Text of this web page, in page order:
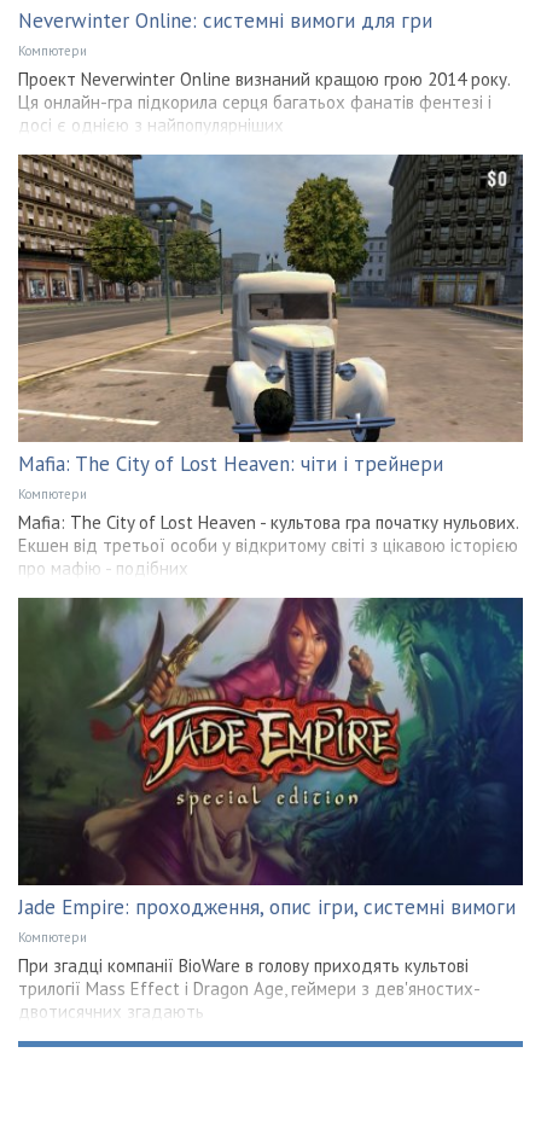
Neverwinter Online: системні вимоги для гри
Компютери
Проект Neverwinter Online визнаний кращою грою 2014 року.
Ця онлайн-гра підкорила серця багатьох фанатів фентезі і
досі є однією з найпопулярніших
Mafia: The City of Lost Heaven: чіти і трейнери
Компютери
Mafia: The City of Lost Heaven - культова гра початку нульових.
Екшен від третьої особи у відкритому світі з цікавою історією
про мафію - подібних
Jade Empire: проходження, опис ігри, системні вимоги
Компютери
При згадці компанії BioWare в голову приходять культові
трилогії Mass Effect і Dragon Age, геймери з дев'яностих-
двотисячних згадають